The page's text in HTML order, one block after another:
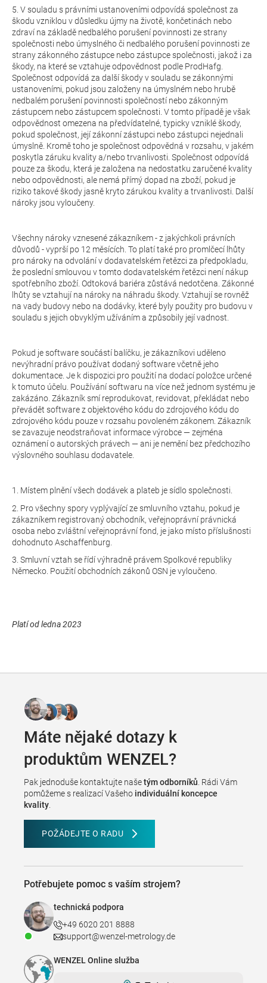
5. V souladu s právními ustanoveními odpovídá společnost za
škodu vzniklou v důsledku újmy na životě, končetinách nebo
zdraví na základě nedbalého porušení povinnosti ze strany
společnosti nebo úmyslného či nedbalého porušení povinnosti ze
strany zákonného zástupce nebo zástupce společnosti, jakož i za
škody, na které se vztahuje odpovědnost podle ProdHafg.
Společnost odpovídá za další škody v souladu se zákonnými
ustanoveními, pokud jsou založeny na úmyslném nebo hrubě
nedbalém porušení povinnosti společností nebo zákonným
zástupcem nebo zástupcem společnosti. V tomto případě je však
odpovědnost omezena na předvídatelné, typicky vzniklé škody,
pokud společnost, její zákonní zástupci nebo zástupci nejednali
úmyslně. Kromě toho je společnost odpovědná v rozsahu, v jakém
poskytla záruku kvality a/nebo trvanlivosti. Společnost odpovídá
pouze za škodu, která je založena na nedostatku zaručené kvality
nebo odpovědnosti, ale nemá přímý dopad na zboží, pokud je
riziko takové škody jasně kryto zárukou kvality a trvanlivosti. Další
nároky jsou vyloučeny.
Všechny nároky vznesené zákazníkem - z jakýchkoli právních
důvodů - vyprší po 12 měsících. To platí také pro promlčecí lhůty
pro nároky na odvolání v dodavatelském řetězci za předpokladu,
že poslední smlouvou v tomto dodavatelském řetězci není nákup
spotřebního zboží. Odtoková bariéra zůstává nedotčena. Zákonné
lhůty se vztahují na nároky na náhradu škody. Vztahují se rovněž
na vady budovy nebo na dodávky, které byly použity pro budovu v
souladu s jejich obvyklým užíváním a způsobily její vadnost.
Pokud je software součástí balíčku, je zákazníkovi uděleno
nevýhradní právo používat dodaný software včetně jeho
dokumentace. Je k dispozici pro použití na dodací položce určené
k tomuto účelu. Používání softwaru na více než jednom systému je
zakázáno. Zákazník smí reprodukovat, revidovat, překládat nebo
převádět software z objektového kódu do zdrojového kódu do
zdrojového kódu pouze v rozsahu povoleném zákonem. Zákazník
se zavazuje neodstraňovat informace výrobce — zejména
oznámení o autorských právech — ani je nemění bez předchozího
výslovného souhlasu dodavatele.
1. Místem plnění všech dodávek a plateb je sídlo společnosti.
2. Pro všechny spory vyplývající ze smluvního vztahu, pokud je
zákazníkem registrovaný obchodník, veřejnoprávní právnická
osoba nebo zvláštní veřejnoprávní fond, je jako místo příslušnosti
dohodnuto Aschaffenburg.
3. Smluvní vztah se řídí výhradně právem Spolkové republiky
Německo. Použití obchodních zákonů OSN je vyloučeno.
Platí od ledna 2023
Máte nějaké dotazy k
produktům WENZEL?
Pak jednoduše kontaktujte našetým odborníků . Rádi Vám
pomůžeme s realizací Vašeho individuální koncepce
kvality
POŽÁDEJTE O RADU
Potřebujete pomoc s vaším strojem?
technická podpora
+49 6020 201 8888
support@wenzel-metrology.de
WENZEL Online služba